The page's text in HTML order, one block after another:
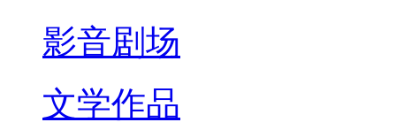
影音剧场
文学作品